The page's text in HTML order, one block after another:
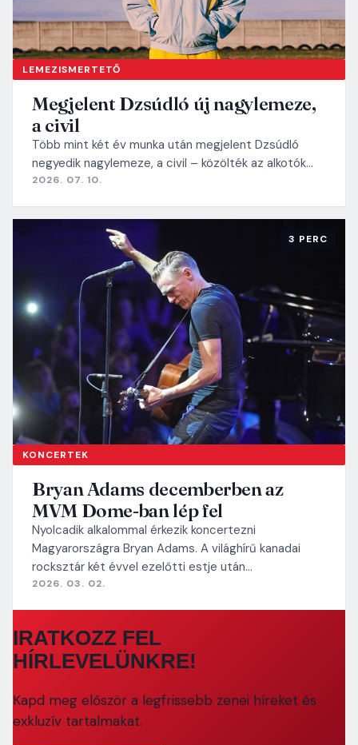
LEMEZISMERTETŐ
Megjelent Dzsúdló új nagylemeze,
a civil
Több mint két év munka után megjelent Dzsúdló
negyedik nagylemeze, a civil – közölték az alkotók…
2026. 07. 10.
KONCERTEK
3 PERC
Bryan Adams decemberben az
MVM Dome-ban lép fel
Nyolcadik alkalommal érkezik koncertezni
Magyarországra Bryan Adams. A világhírű kanadai
rocksztár két évvel ezelőtti estje után…
2026. 03. 02.
IRATKOZZ FEL
HÍRLEVELÜNKRE!
Kapd meg először a legfrissebb zenei híreket és
exkluzív tartalmakat.